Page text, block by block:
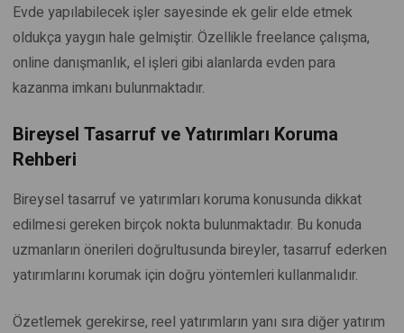
Evde yapılabilecek işler sayesinde ek gelir elde etmek
oldukça yaygın hale gelmiştir. Özellikle freelance çalışma,
online danışmanlık, el işleri gibi alanlarda evden para
kazanma imkanı bulunmaktadır.
Bireysel Tasarruf ve Yatırımları Koruma
Rehberi
Bireysel tasarruf ve yatırımları koruma konusunda dikkat
edilmesi gereken birçok nokta bulunmaktadır. Bu konuda
uzmanların önerileri doğrultusunda bireyler, tasarruf ederken
yatırımlarını korumak için doğru yöntemleri kullanmalıdır.
Özetlemek gerekirse, reel yatırımların yanı sıra diğer yatırım